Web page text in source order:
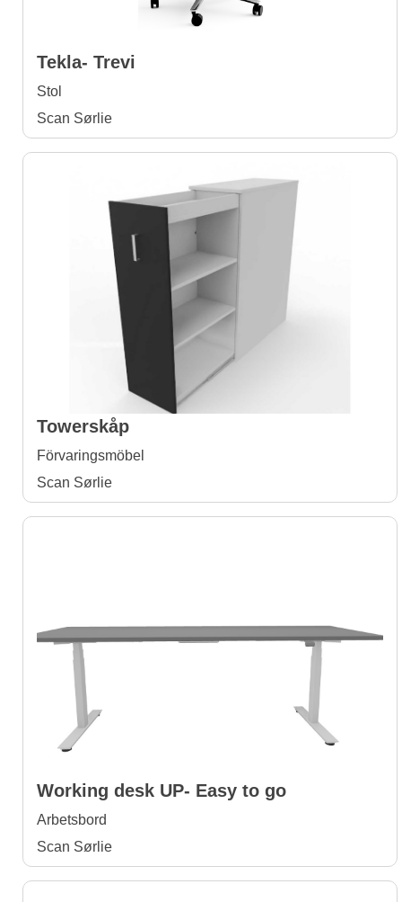
Tekla- Trevi
Stol
Scan Sørlie
Towerskåp
Förvaringsmöbel
Scan Sørlie
Working desk UP- Easy to go
Arbetsbord
Scan Sørlie